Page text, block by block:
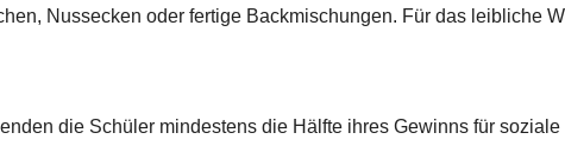
Nussecken oder fertige Backmischungen. Für das leibliche
die Schüler mindestens die Hälfte ihres Gewinns für